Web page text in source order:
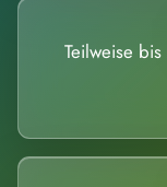
Teilweise